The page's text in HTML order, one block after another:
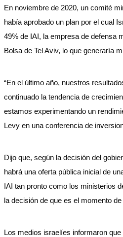
En noviembre de 2020, un comité
había aprobado un plan por el cual
49% de IAI, la empresa de defensa
Bolsa de Tel Aviv, lo que generaría
“En el último año, nuestros
continuado la tendencia de
estamos experimentando un
Levy en una conferencia de
Dijo que, según la decisión del
habrá una oferta pública inicial de
IAI tan pronto como los ministerios
la decisión de que es el momento
Los medios israelíes informaron